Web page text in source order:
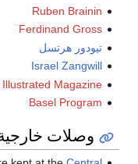
Ruben Brainin
Ferdinand Gross
تيودور هرتسل
Israel Zangwill
Illustrated Magazine
Basel Program
وصلات